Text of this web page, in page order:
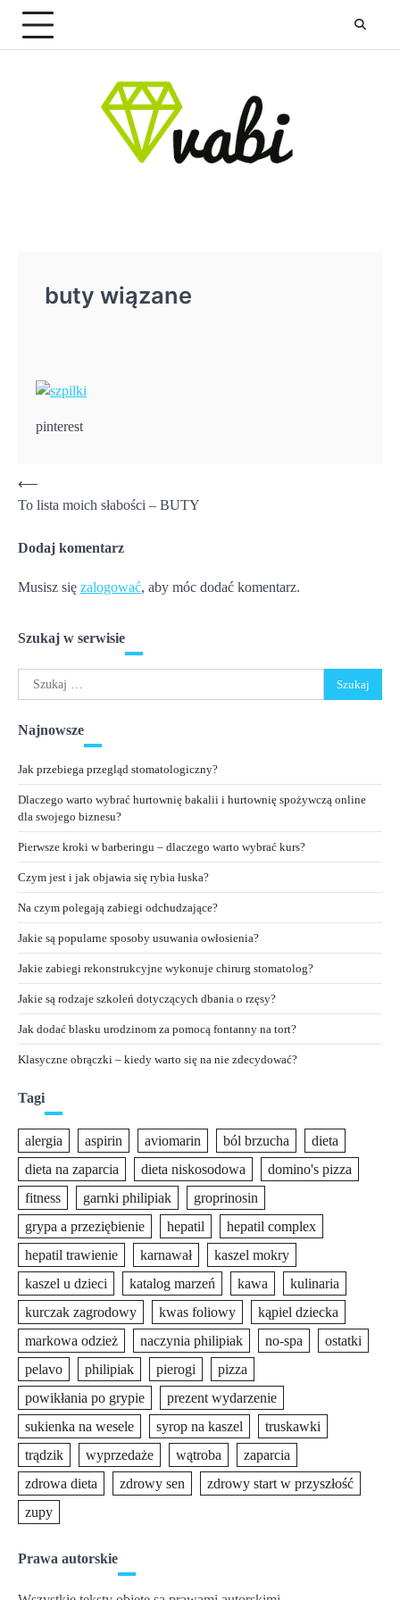
Skip
content
buty wiązane
pinterest
Nawigacja
wpisu
⟵
To lista moich słabości – BUTY
Dodaj komentarz
Musisz się zalogować, aby móc dodać komentarz.
Szukaj w serwisie
Szukaj:
Najnowsze
Jak przebiega przegląd stomatologiczny?
Dlaczego warto wybrać hurtownię bakalii i hurtownię spożywczą online
dla swojego biznesu?
Pierwsze kroki w barberingu – dlaczego warto wybrać kurs?
Czym jest i jak objawia się rybia łuska?
Na czym polegają zabiegi odchudzające?
Jakie są popularne sposoby usuwania owłosienia?
Jakie zabiegi rekonstrukcyjne wykonuje chirurg stomatolog?
Jakie są rodzaje szkoleń dotyczących dbania o rzęsy?
Jak dodać blasku urodzinom za pomocą fontanny na tort?
Klasyczne obrączki – kiedy warto się na nie zdecydować?
Tagi
alergia aspirin aviomarin ból brzucha
dieta
dieta na zaparcia
dieta niskosodowa
domino's pizza
fitness
garnki philipiak
groprinosin
grypa a przeziębienie
hepatil
hepatil complex
hepatil trawienie
karnawał
kaszel mokry
kaszel u dzieci
katalog marzeń kawa
kulinaria
kurczak zagrodowy
kwas foliowy
kąpiel dziecka
markowa odzież
naczynia philipiak no-spa
ostatki
pelavo
philipiak pierogi
pizza
powikłania po grypie
prezent wydarzenie
sukienka na wesele
syrop na kaszel
truskawki
trądzik
wyprzedaże wątroba
zaparcia
zdrowa dieta
zdrowy sen
zdrowy start w przyszłość
zupy
Prawa autorskie